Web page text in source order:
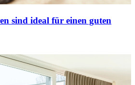
sind ideal für einen guten